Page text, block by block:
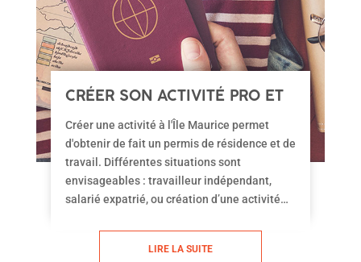
CRÉER SON ACTIVITÉ PRO ET
OBTENIR LE PERMIS DE
RÉSIDENCE
Créer une activité à l'Île Maurice permet
d'obtenir de fait un permis de résidence et de
travail. Différentes situations sont
envisageables : travailleur indépendant,
salarié expatrié, ou création d’une activité
l’autre des statuts et nature de la structure
LIRE LA SUITE